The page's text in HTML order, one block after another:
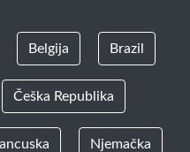
Belgija Brazil
Češka Republika
Njemačka